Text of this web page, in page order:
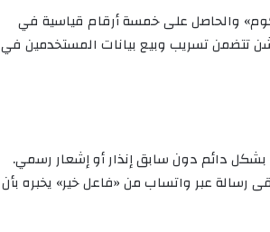
والحاصل على خمسة أرقام قياسية في
تتضمن تسريب وبيع بيانات المستخدمين في
حكوم بشكل دائم دون سابق إنذار أو إشعار رسمي.
رسالة عبر واتساب من «فاعل خير» يخبره بأن